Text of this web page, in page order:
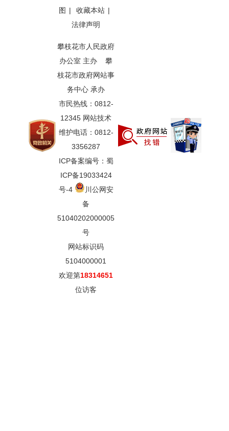
图 | 收藏本站 |
法律声明
攀枝花市人民政府
办公室 主办 攀
枝花市政府网站事
务中心 承办
市民热线：0812-
12345 网站技术
维护电话：0812-
3356287
ICP备案编号：蜀
ICP备19033424
号-4
川公网安
备
51040202000005
号
网站标识码
5104000001
欢迎第18314651
位访客